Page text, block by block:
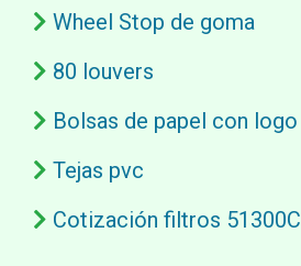
Wheel Stop de goma
80 louvers
Bolsas de papel con logo
Tejas pvc
Cotización filtros 51300C